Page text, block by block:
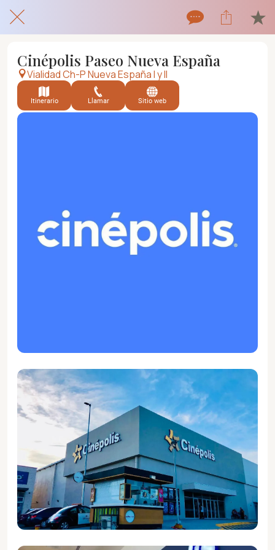
Cinépolis Paseo Nueva España
Vialidad Ch-P Nueva España I y II
Itinerario Llamar Sitio web